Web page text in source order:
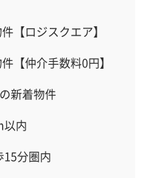
【ロジスクエア】
【仲介手数料0円】
新着物件
以内
15分圏内